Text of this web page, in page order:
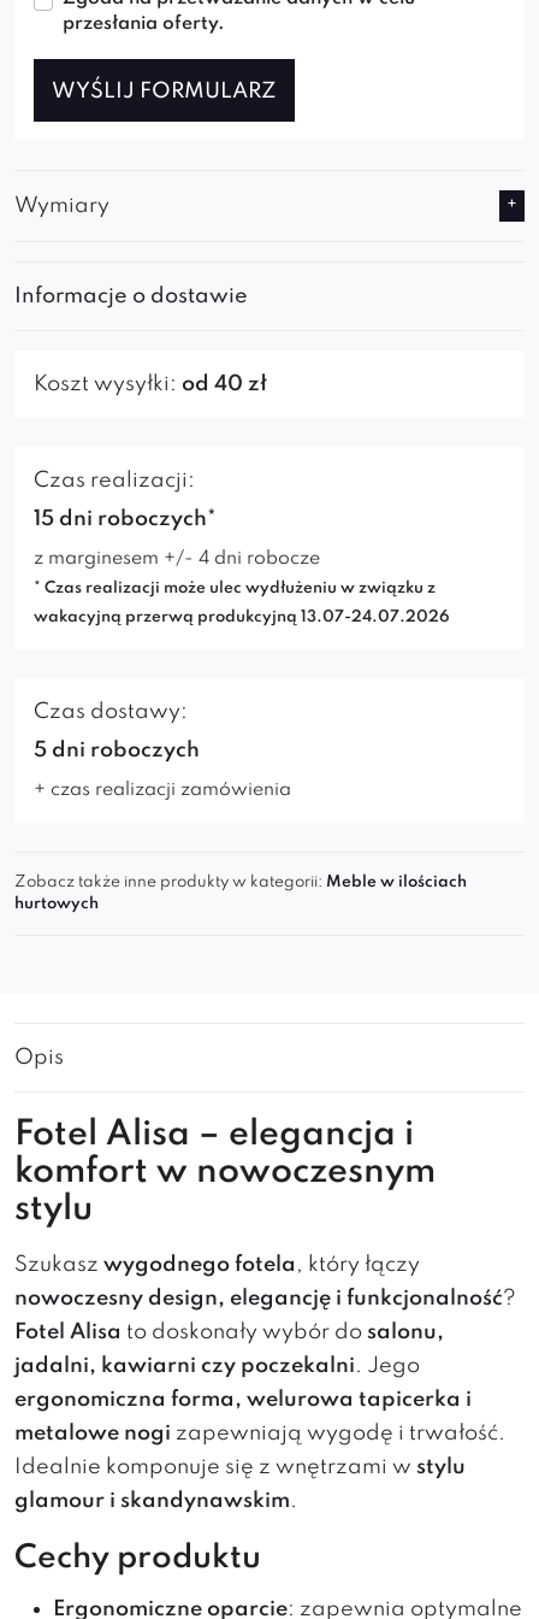
przesłania oferty.
WYŚLIJ FORMULARZ
Wymiary
Informacje o dostawie
Koszt wysyłki: od 40 zł
Czas realizacji:
15 dni roboczych*
z marginesem +/- 4 dni robocze
* Czas realizacji może ulec wydłużeniu w związku z
wakacyjną przerwą produkcyjną 13.07-24.07.2026
Czas dostawy:
5 dni roboczych
+ czas realizacji zamówienia
Zobacz także inne produkty w kategorii: Meble w ilościach
hurtowych
Opis
Fotel Alisa – elegancja i
komfort w nowoczesnym
stylu
Szukasz wygodnego fotela , który łączy
nowoczesny design, elegancję i funkcjonalność?
Fotel Alisa to doskonały wybór do salonu,
jadalni, kawiarni czy poczekalni. Jego
ergonomiczna forma, welurowa tapicerka i
metalowe nogi zapewniają wygodę i trwałość.
Idealnie komponuje się z wnętrzami w stylu
glamour i skandynawskim.
Cechy produktu
Ergonomiczne oparcie: zapewnia optymalne